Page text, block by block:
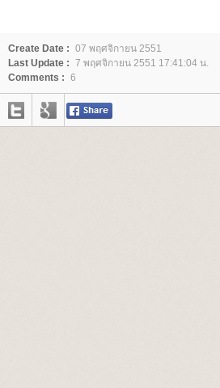
Create Date : 07 พฤศจิกายน 2551
Last Update : 7 พฤศจิกายน 2551 17:41:04 น.
Comments : 6